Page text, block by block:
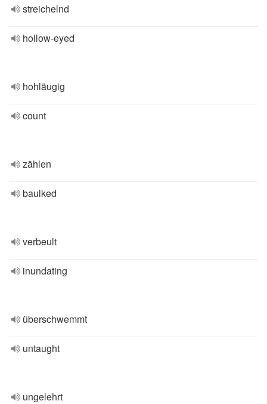
streichelnd
hollow-eyed
hohläugig
count
zählen
baulked
verbeult
inundating
überschwemmt
untaught
ungelehrt